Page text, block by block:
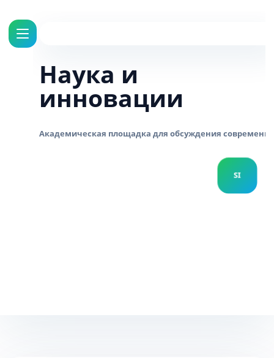
Наука и
инновации